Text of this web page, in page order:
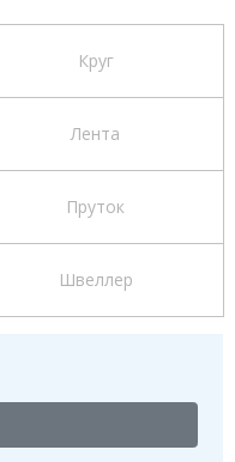
Круг
Лента
Пруток
Швеллер